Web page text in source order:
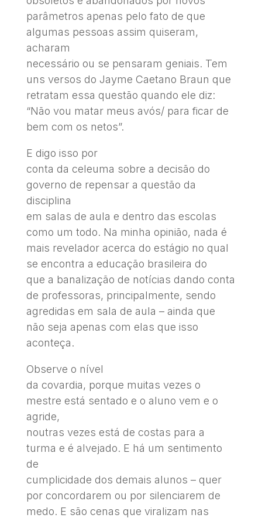
parâmetros apenas pelo fato de que
algumas pessoas assim quiseram,
acharam
necessário ou se pensaram geniais. Tem
uns versos do Jayme Caetano Braun que
retratam essa questão quando ele diz:
“Não vou matar meus avós/ para ficar de
bem com os netos”.
E digo isso por
conta da celeuma sobre a decisão do
governo de repensar a questão da
disciplina
em salas de aula e dentro das escolas
como um todo. Na minha opinião, nada é
mais revelador acerca do estágio no qual
se encontra a educação brasileira do
que a banalização de notícias dando conta
de professoras, principalmente, sendo
agredidas em sala de aula – ainda que
não seja apenas com elas que isso
aconteça.
Observe o nível
da covardia, porque muitas vezes o
mestre está sentado e o aluno vem e o
agride,
noutras vezes está de costas para a
turma e é alvejado. E há um sentimento
de
cumplicidade dos demais alunos – quer
por concordarem ou por silenciarem de
medo. E são cenas que viralizam nas